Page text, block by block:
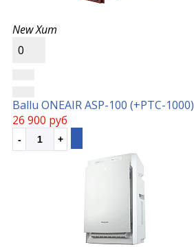
NewХит
0
Ballu ONEAIR ASP-100 (+РТС-1000)
26 900 руб